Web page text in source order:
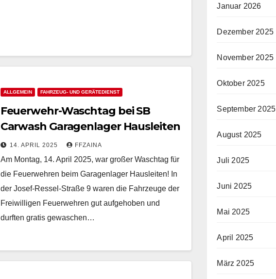
ALLGEMEIN FAHRZEUG- UND GERÄTEDIENST
Feuerwehr-Waschtag bei SB
Carwash Garagenlager Hausleiten
14. APRIL 2025 FFZAINA
Am Montag, 14. April 2025, war großer Waschtag für
die Feuerwehren beim Garagenlager Hausleiten! In
der Josef-Ressel-Straße 9 waren die Fahrzeuge der
Freiwilligen Feuerwehren gut aufgehoben und
durften gratis gewaschen…
Januar 2026
Dezember 2025
November 2025
Oktober 2025
September 2025
August 2025
Juli 2025
Juni 2025
Mai 2025
April 2025
März 2025